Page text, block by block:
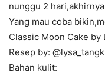
nunggu 2
Yang mau coba
Classic Moon Cake by
Resep by:
Bahan kulit: